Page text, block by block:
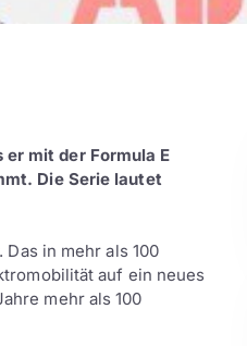
mit der Formula E
Die Serie lautet
in mehr als 100
auf ein neues
mehr als 100